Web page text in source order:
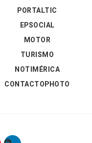
PORTALTIC
EPSOCIAL
MOTOR
TURISMO
NOTIMÉRICA
CONTACTOPHOTO